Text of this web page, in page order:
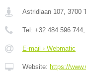
Astridlaan 107, 3700
Tel: +32 484 596 744
E-mail › Webmatic
Website: https://